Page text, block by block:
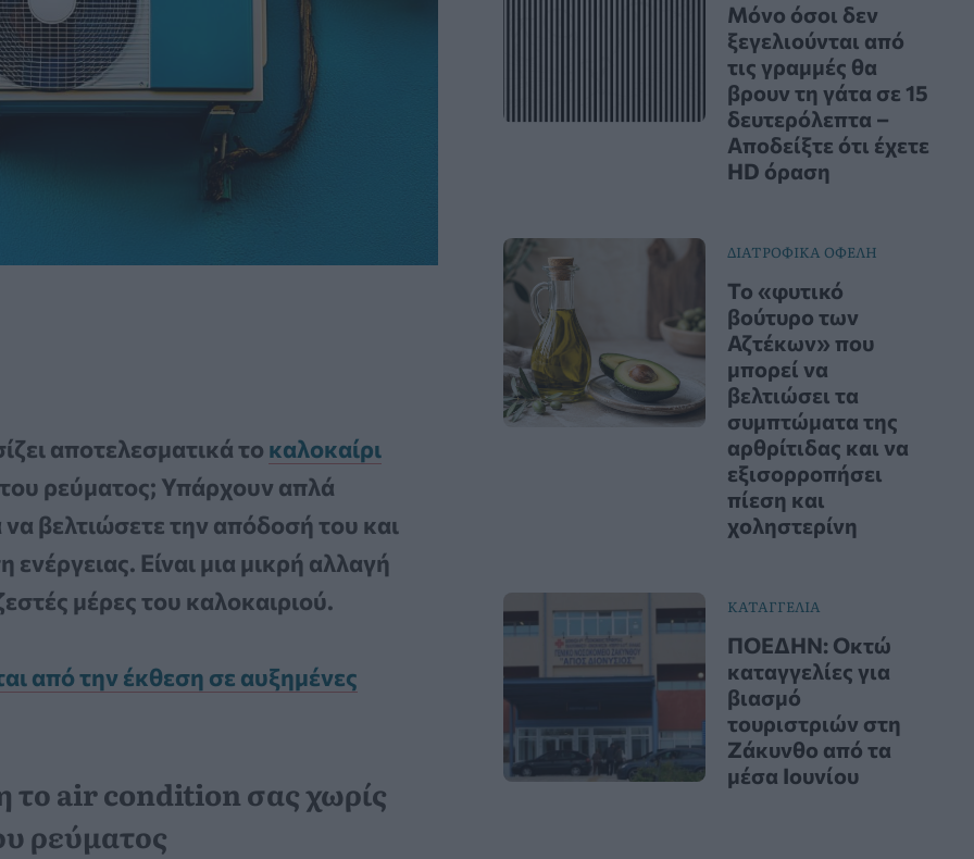
αποτελεσματικά το καλοκαίρι
ρεύματος; Υπάρχουν απλά
βελτιώσετε την απόδοσή του και
Είναι μια μικρή αλλαγή
μέρες του καλοκαιριού.
από την έκθεση σε αυξημένες
το air condition σας χωρίς
ρεύματος
Μόνο όσοι δεν
ξεγελιούνται από
τις γραμμές θα
βρουν τη γάτα σε 15
δευτερόλεπτα –
Αποδείξτε ότι έχετε
HD όραση
ΔΙΑΤΡΟΦΙΚΑ ΟΦΕΛΗ
Το «φυτικό
βούτυρο των
Αζτέκων» που
μπορεί να
βελτιώσει τα
συμπτώματα της
αρθρίτιδας και να
εξισορροπήσει
πίεση και
χοληστερίνη
ΚΑΤΑΓΓΕΛΙΑ
ΠΟΕΔΗΝ: Οκτώ
καταγγελίες για
βιασμό
τουριστριών στη
Ζάκυνθο από τα
μέσα Ιουνίου